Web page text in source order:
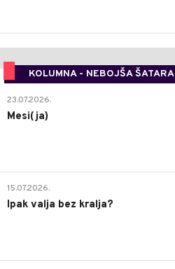
KOLUMNA - NEBOJŠA ŠATARA
23.07.2026.
Mesi(ja)
15.07.2026.
Ipak valja bez kralja?